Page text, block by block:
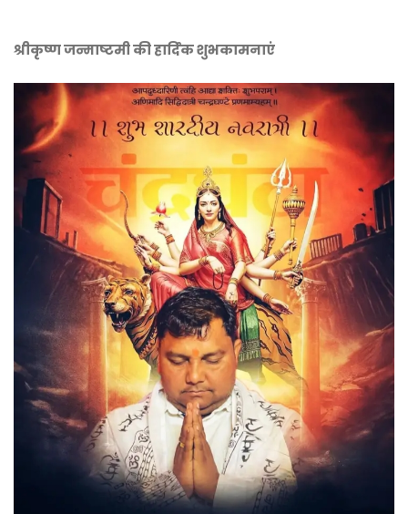
श्रीकृष्ण जन्माष्टमी की हार्दिक शुभकामनाएं